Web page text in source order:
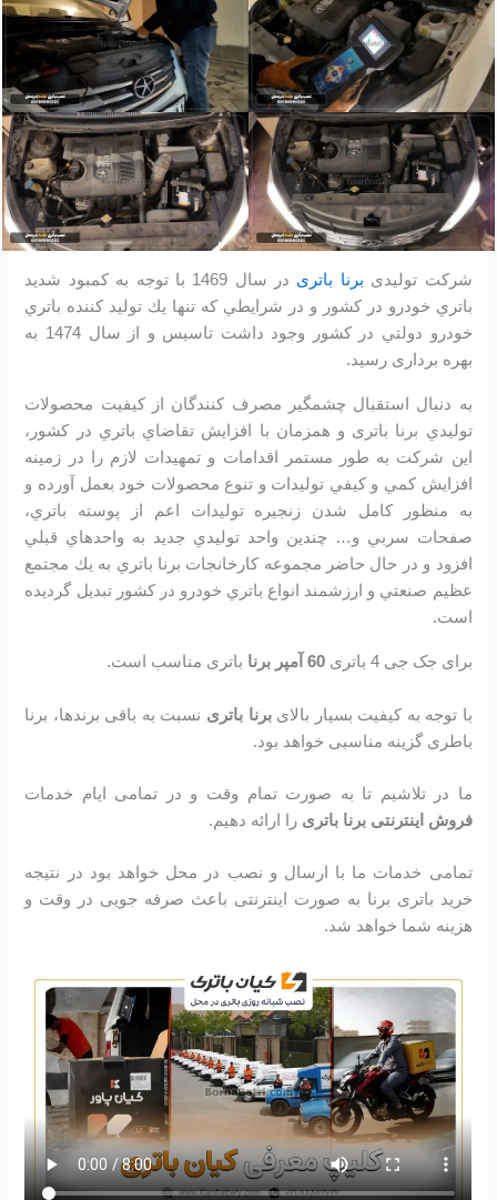
شرکت تولیدی برنا باتری
در سال 1469 با توجه به كمبود شديد
باتري خودرو در كشور و در شرايطي كه تنها يك توليد كننده باتري
خودرو دولتي در كشور وجود داشت تاسیس و از سال 1474 به
بهره برداری رسید.
به دنبال استقبال چشمگير مصرف كنندگان از كيفيت محصولات
توليدي برنا باتری و همزمان با افزايش تقاضاي باتري در كشور،
اين شرکت به طور مستمر اقدامات و تمهيدات لازم را در زمينه
افزايش كمي و كيفي توليدات و تنوع محصولات خود بعمل آورده و
به منظور كامل شدن زنجيره توليدات اعم از پوسته باتري،
صفحات سربي و… چندين واحد توليدي جديد به واحدهاي قبلي
افزود و در حال حاضر مجموعه كارخانجات برنا باتري به يك مجتمع
عظيم صنعتي و ارزشمند انواع باتري خودرو در کشور تبديل گرديده
است.
برای جک جی 4 باتری 60 آمپر برنا باتری مناسب است.
با توجه به کیفیت بسیار بالایبرنا باتری نسبت به باقی برندها، برنا
باطری گزینه مناسبی خواهد بود.
ما در تلاشیم تا به صورت تمام وقت و در تمامی ایام خدمات
فروش اینترنتی برنا باتری را ارائه دهیم.
تمامی خدمات ما با ارسال و نصب در محل خواهد بود در نتیجه
خرید باتری برنا به صورت اینترنتی باعث صرفه جویی در وقت و
هزینه شما خواهد شد.